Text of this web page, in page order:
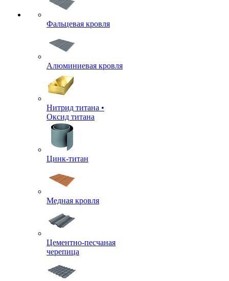
Фальцевая кровля
Алюминиевая кровля
Нитрид титана •
Оксид титана
Цинк-титан
Медная кровля
Цементно-песчаная
черепица